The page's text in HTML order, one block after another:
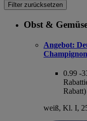
Filter zurücksetzen
Obst &
Angebot:
0.99 -
Rabatt)
weiß, Kl. I,